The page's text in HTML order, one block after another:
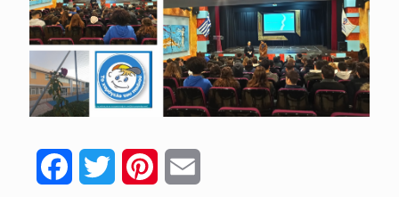
FacebookTwitter Pinterest